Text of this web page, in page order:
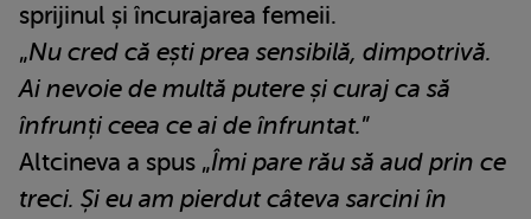
sprijinul și încurajarea femeii.
„Nu cred că ești prea sensibilă, dimpotrivă.
Ai nevoie de multă putere și curaj ca să
înfrunți ceea ce ai de înfruntat.”
Altcineva a spus „Îmi pare rău să aud prin ce
treci. Și eu am pierdut câteva sarcini în